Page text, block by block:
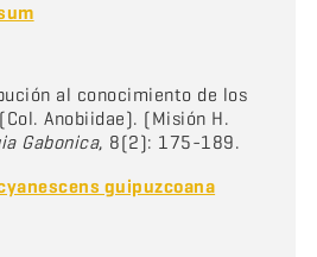
al conocimiento de los
Anobiidae). (Misión H.
Gabonica, 8(2): 175-189.
guipuzcoana